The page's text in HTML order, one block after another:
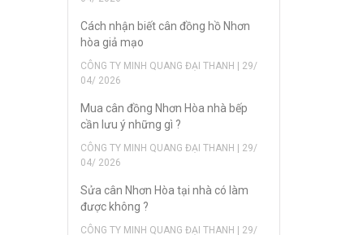
Cách nhận biết cân đồng hồ Nhơn
hòa giả mạo
CÔNG TY MINH QUANG ĐẠI THANH | 29/
04/ 2026
Mua cân đồng Nhơn Hòa nhà bếp
cần lưu ý những gì ?
CÔNG TY MINH QUANG ĐẠI THANH | 29/
04/ 2026
Sửa cân Nhơn Hòa tại nhà có làm
được không ?
CÔNG TY MINH QUANG ĐẠI THANH | 29/